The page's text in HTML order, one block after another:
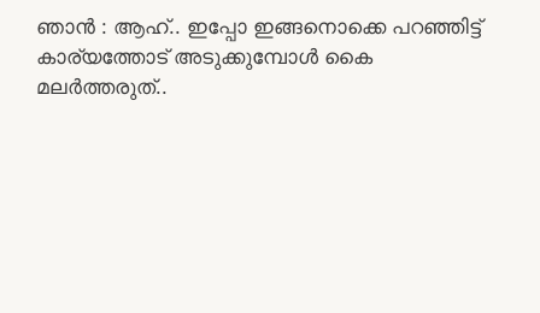
ഞാൻ : ആഹ്.. ഇപ്പോ ഇങ്ങനൊക്കെ പറഞ്ഞിട്ട്
കാര്യത്തോട് അടുക്കുമ്പോൾ കൈ
മലർത്തരുത്..